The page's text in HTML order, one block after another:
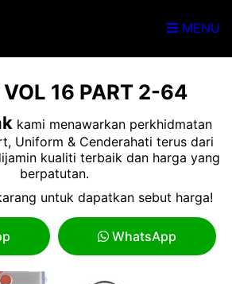
MENU
VOL 16 PART 2-64
kami menawarkan perkhidmatan
Uniform & Cenderahati terus dari
kualiti terbaik dan harga yang
berpatutan.
untuk dapatkan sebut harga!
WhatsApp